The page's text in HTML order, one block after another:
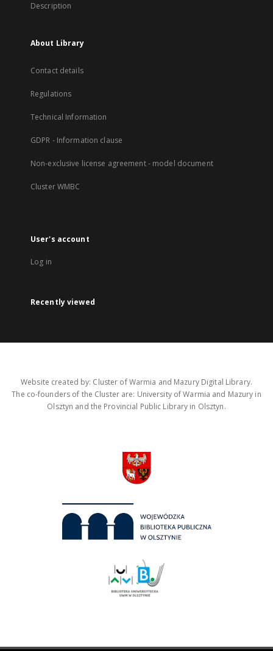
Description
About Library
Contact details
Regulations
Technical Information
GDPR - Information clause
Non-exclusive license agreement - model document
Cluster WMBC
User's account
Log in
Recently viewed
Website created by: Cluster of Warmia and Mazury Digital Library.
The co-founders of the Cluster are: University of Warmia and Mazury in
Olsztyn and the Provincial Public Library in Olsztyn.